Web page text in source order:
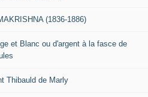
(1836-1886)
et Blanc ou d'argent à la fasce de
Thibauld de Marly